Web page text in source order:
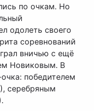
по очкам. Но
одолеть своего
соревнований
вничью с ещё
Новиковым. В
победителем
серебряным